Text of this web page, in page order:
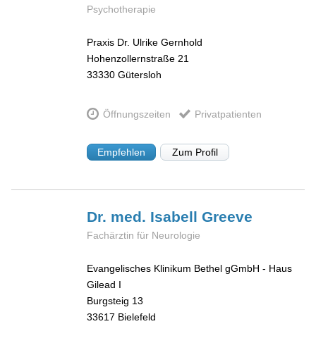
Psychotherapie
Praxis Dr. Ulrike Gernhold
Hohenzollernstraße 21
33330 Gütersloh
Öffnungszeiten Privatpatienten
Empfehlen Zum Profil
Dr. med. IsabellGreeve
Fachärztin für Neurologie
Evangelisches Klinikum Bethel gGmbH - Haus
Gilead I
Burgsteig 13
33617 Bielefeld